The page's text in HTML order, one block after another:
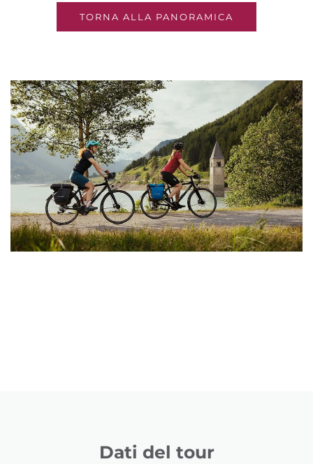
TORNA ALLA PANORAMICA
Dati del tour